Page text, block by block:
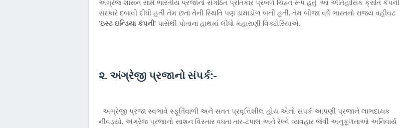
અંગ્રેજ શાસન સામે ભારતીય પ્રજાનો સંગઠિત પ્રતિકાર પ્રબળ ચિહ્ન રૂપ હતું. આ ઐતિહાસિક ક્રાંતિ કંપની
સરકારે દબાવી દીધી હતી તેમ છતાં તેની સ્થિતિ પણ ડામાડોળ બની હતી. તેમ બીજા વર્ષે ભારતનો રાજ્ય વહીવટ
‘ઇસ્ટ ઇન્ડિયા કંપની’ પાસેથી પોતાના હાથમાં લીધો મહારાણી વિક્ટોરિયાએ.
૨. અંગ્રેજી પ્રજાનો સંપર્ક:-
અંગ્રેજી પ્રજા સ્વભાવે સ્ફૂર્તિવાળી અને સતત પ્રવૃત્તિશીલ હોય એનો સંપર્ક આપણી પ્રજાને લાભદાયક
નીવડ્યો. અંગ્રેજ પ્રજાનો સાશન વિસ્તાર વધતા તાર-ટપાલ અને રેલ્વે વ્યવહાર જેવી અનુકૂળતાઓ અનિવાર્ય